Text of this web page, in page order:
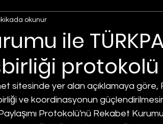
ile
protokolü
okunur
sitesinde yer alan açıklamaya göre,
ve koordinasyonun
Paylaşımı Protokolü'nü Rekabet